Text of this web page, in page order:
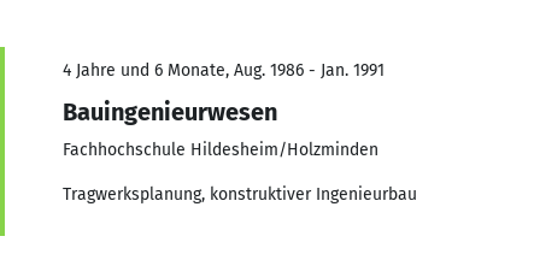
4 Jahre und 6 Monate, Aug. 1986 - Jan. 1991
Bauingenieurwesen
Fachhochschule Hildesheim/Holzminden
Tragwerksplanung, konstruktiver Ingenieurbau